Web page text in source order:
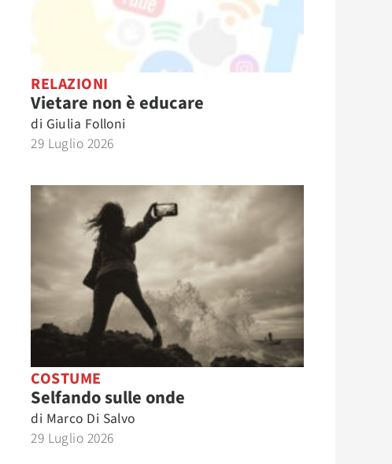
RELAZIONI
Vietare non è educare
di Giulia Folloni
29 Luglio 2026
COSTUME
Selfando sulle onde
di Marco Di Salvo
29 Luglio 2026